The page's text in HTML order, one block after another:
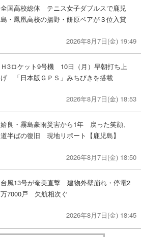
全国高校総体 テニス女子ダブルスで鹿児
島・鳳凰高校の揚野・餅原ペアが３位入賞
2026年8月7日(金) 19:49
Ｈ3ロケット9号機 10日（月）早朝打ち上
げ 「日本版ＧＰＳ」みちびきを搭載
2026年8月7日(金) 18:53
姶良・霧島豪雨災害から1年 戻った笑顔、
道半ばの復旧 現地リポート【鹿児島】
2026年8月7日(金) 18:50
台風13号が奄美直撃 建物外壁崩れ・停電2
万7000戸 欠航相次ぐ
2026年8月7日(金) 18:45